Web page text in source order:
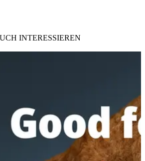
INTERESSIEREN